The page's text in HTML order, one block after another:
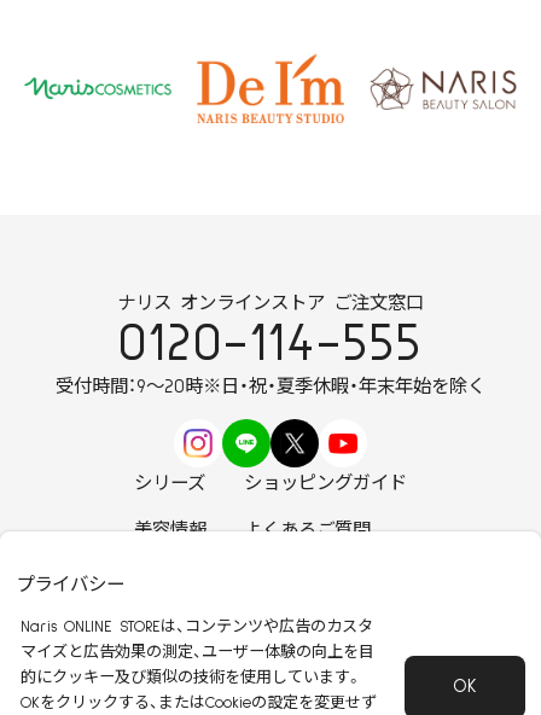
ナリス オンラインストア ご注文窓口
0120-114-555
受付時間：9～20時※日・祝・夏季休暇・年末年始を除く
シリーズ ショッピングガイド
美容情報 よくあるご質問
安心して安全にご使用いただくために
プライバシー
Naris ONLINE STOREは、コンテンツや広告のカスタ
マイズと広告効果の測定、ユーザー体験の向上を目
的にクッキー及び類似の技術を使用しています。
OKをクリックする、またはCookieの設定を変更せず
OK